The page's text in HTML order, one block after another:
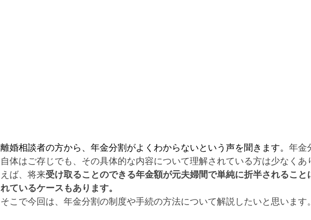
離婚相談者の方から、年金分割がよくわからないという声を聞きます。 年金
自体はご存じでも、その具体的な内容について理解されている方は少なくあ
えば、将来受け取ることのできる年金額が元夫婦間で単純に折半されること
れているケースもあります。
そこで今回は、年金分割の制度や手続の方法について解説したいと思います。